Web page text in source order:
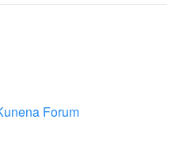
Forum